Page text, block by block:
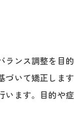
ンス調整を目
いて矯正しま
います。目的や